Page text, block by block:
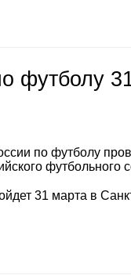
футболу
по футболу
футбольного
31 марта в